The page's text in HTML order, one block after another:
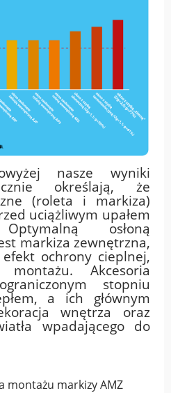
nasze wyniki
określają, że
(roleta i markiza)
uciążliwym upałem
osłoną
markiza zewnętrzna,
ochrony cieplnej,
Akcesoria
stopniu
a ich głównym
wnętrza oraz
wpadającego do
montażu markizy AMZ